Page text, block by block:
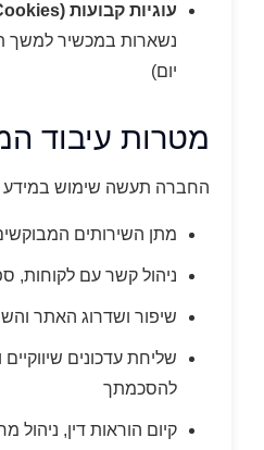
עוגיות קבועות (Persistent Cookies)
יום)
מטרות עיבוד
החברה תעשה שימוש במידע
מתן השירותים
ניהול קשר עם לקוחות,
שיפור ושדרוג האתר
שליחת עדכונים
להסכמתך
קיום הוראות דין, ניהול